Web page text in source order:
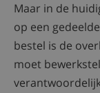
Maar in de
op een
bestel is de
moet